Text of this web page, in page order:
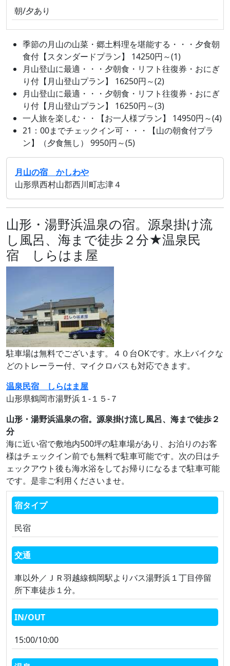
朝/夕あり
季節の月山の山菜・郷土料理を堪能する・・・夕食朝
食付【スタンダードプラン】 14250円～(1)
月山登山に最適・・・夕朝食・リフト往復券・おにぎ
り付【月山登山プラン】 16250円～(2)
月山登山に最適・・・夕朝食・リフト往復券・おにぎ
り付【月山登山プラン】 16250円～(3)
一人旅を楽しむ・・【お一人様プラン】 14950円～(4)
21：00までチェックイン可・・・【山の朝食付プラ
ン】（夕食無し） 9950円～(5)
月山の宿 かしわや
山形県西村山郡西川町志津４
山形・湯野浜温泉の宿。源泉掛け流
し風呂、海まで徒歩２分★温泉民
宿 しらはま屋
駐車場は無料でございます。４０台OKです。水上バイクな
どのトレーラー付、マイクロバスも対応できます。
温泉民宿 しらはま屋
山形県鶴岡市湯野浜１‐１５‐７
山形・湯野浜温泉の宿。源泉掛け流し風呂、海まで徒歩２
分
海に近い宿で敷地内500坪の駐車場があり、お泊りのお客
様はチェックイン前でも無料で駐車可能です。次の日はチ
ェックアウト後も海水浴をしてお帰りになるまで駐車可能
です。是非ご利用くださいませ。
宿タイプ
民宿
交通
車以外／ＪＲ羽越線鶴岡駅よりバス湯野浜１丁目停留
所下車徒歩１分。
IN/OUT
15:00/10:00